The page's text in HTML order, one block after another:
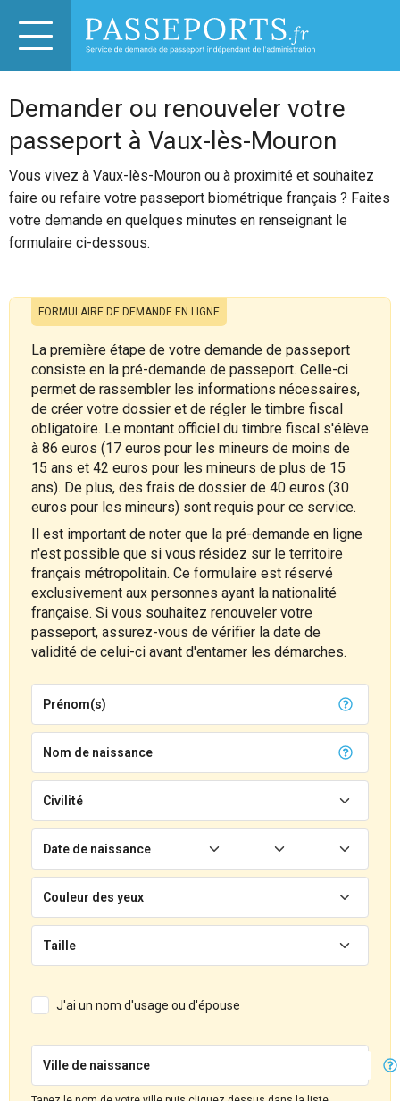
Demander ou renouveler votre
passeport à Vaux-lès-Mouron
Vous vivez à Vaux-lès-Mouron ou à proximité et souhaitez
faire ou refaire votre passeport biométrique français ? Faites
votre demande en quelques minutes en renseignant le
formulaire ci-dessous.
FORMULAIRE DE DEMANDE EN LIGNE
La première étape de votre demande de passeport
consiste en la pré-demande de passeport. Celle-ci
permet de rassembler les informations nécessaires,
de créer votre dossier et de régler le timbre fiscal
obligatoire. Le montant officiel du timbre fiscal s'élève
à 86 euros (17 euros pour les mineurs de moins de
15 ans et 42 euros pour les mineurs de plus de 15
ans). De plus, des frais de dossier de 40 euros (30
euros pour les mineurs) sont requis pour ce service.
Il est important de noter que la pré-demande en ligne
n'est possible que si vous résidez sur le territoire
français métropolitain. Ce formulaire est réservé
exclusivement aux personnes ayant la nationalité
française. Si vous souhaitez renouveler votre
passeport, assurez-vous de vérifier la date de
validité de celui-ci avant d'entamer les démarches.
Prénom(s)
Nom de naissance
Civilité
Date de naissance
Couleur des yeux
Taille
J'ai un nom d'usage ou d'épouse
Ville de naissance